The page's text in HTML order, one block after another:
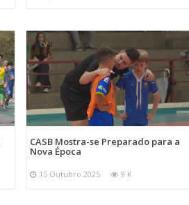
CASB Mostra-se Preparado para a
Nova Época
15 Outubro 2025 9 K